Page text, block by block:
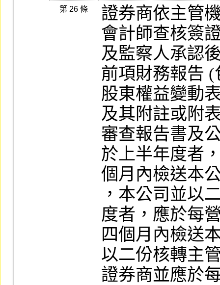
第 26 條
證券商依主管
會計師查核簽
及監察人承認
前項財務報告
股東權益變動
及其附註或附
審查報告書及
於上半年度者
個月內檢送本
，本公司並以
度者，應於每
四個月內檢送
以二份核轉主
證券商並應於